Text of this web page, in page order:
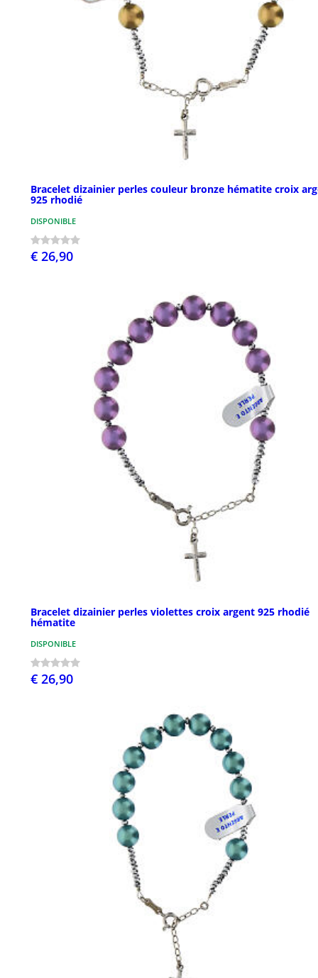
Bracelet dizainier perles couleur bronze hématite croix
925 rhodié
DISPONIBLE
€ 26,90
Bracelet dizainier perles violettes croix argent 925 rhodié
hématite
DISPONIBLE
€ 26,90